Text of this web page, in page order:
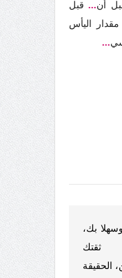
أن...قبل
اليأس
...
بك،
الحقيقة